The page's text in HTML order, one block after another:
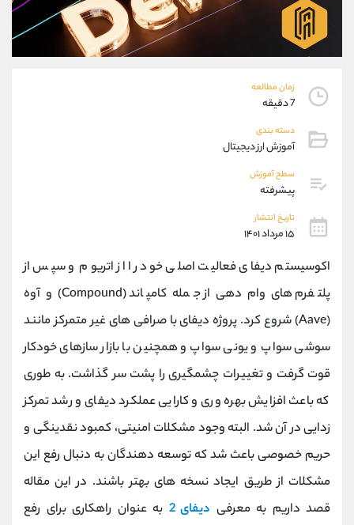
زمان مطالعه
7 دقیقه
دسته بندی
آموزش ارز دیجیتال
سطح آموزش
پیشرفته
تاریخ انتشار
۱۵ مرداد ۱۴۰۱
اکوسیستم دیفای فعالیت اصلی خود را از اتریوم و سپس از
پلتفرم های وام دهی از جمله کامپاند (Compound) و آوه
(Aave) شروع کرد. پروژه دیفای با صرافی های غیر متمرکز مانند
سوشی سواپ و یونی سواپ و همچنین با بازار سازهای خودکار
قوت گرفت و تغییرات چشمگیری را پشت سر گذاشت. به طوری
که باعث افزایش بهره وری و کارایی عملکرد دیفای و رشد تمرکز
زدایی در آن شد. البته وجود مشکلات امنیتی، کمبود نقدینگی و
حریم خصوصی باعث شد که توسعه دهندگان به دنبال رفع این
مشکلات از طریق ایجاد نسخه های بهتر باشند. در این مقاله
قصد داریم به معرفی دیفای 2
به عنوان راهکاری برای رفع
09194198792
واتساپ شروع گفتگو
تلگرام @Armteam_admin_33
پشتیبان فروش
موبایل
واتساپ
داخلی
اطلاعات تماس (دفتر فروش)
تلفن 021-22021030
بدون پیش شماره 90001030
اینستاگرام @alireza.mehrabii
کانال تلگرام @alirezamehrabi_com